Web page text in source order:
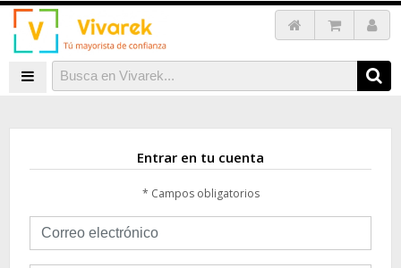
Entrar en tu cuenta
* Campos obligatorios